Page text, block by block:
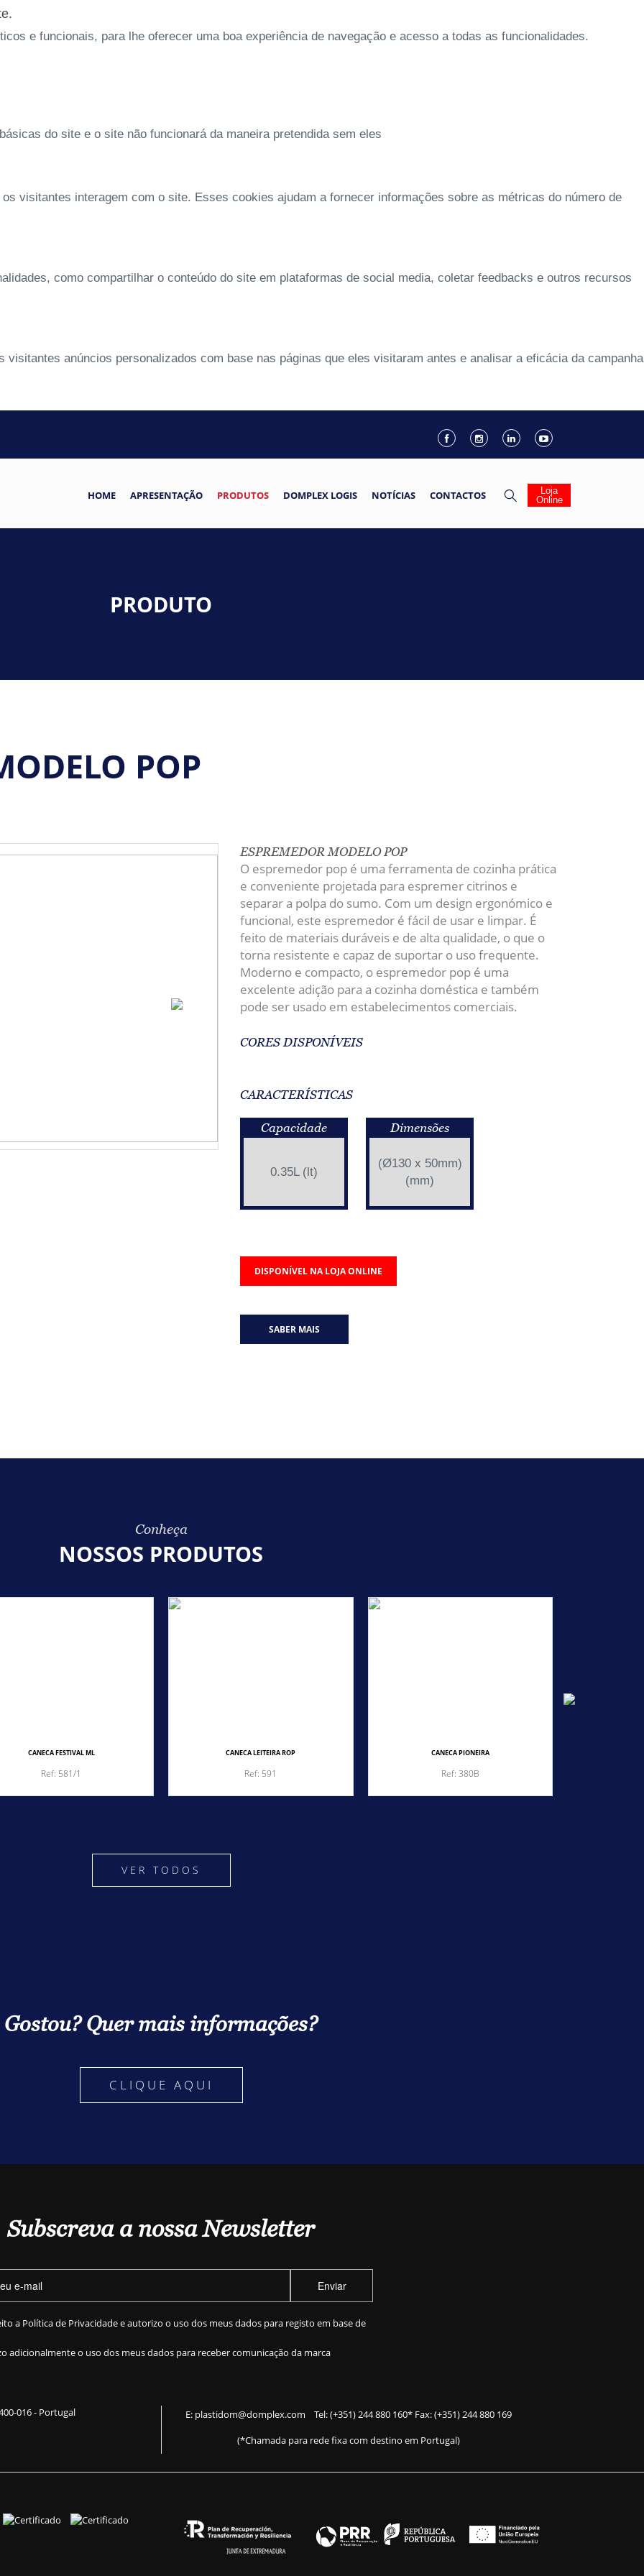
e funcionais, para lhe oferecer uma boa experiência de navegação e acesso a todas as funcionalidades.
do site e o site não funcionará da maneira pretendida sem eles
visitantes interagem com o site. Esses cookies ajudam a fornecer informações sobre as métricas do número de
como compartilhar o conteúdo do site em plataformas de social media, coletar feedbacks e outros recursos
anúncios personalizados com base nas páginas que eles visitaram antes e analisar a eficácia da campanha
HOME APRESENTAÇÃO PRODUTOS DOMPLEX LOGIS NOTÍCIAS CONTACTOS
Loja
Online
PRODUTO
POP
ESPREMEDOR MODELO POP
O espremedor pop é uma ferramenta de cozinha prática
e conveniente projetada para espremer citrinos e
separar a polpa do sumo. Com um design ergonómico e
funcional, este espremedor é fácil de usar e limpar. É
feito de materiais duráveis e de alta qualidade, o que o
torna resistente e capaz de suportar o uso frequente.
Moderno e compacto, o espremedor pop é uma
excelente adição para a cozinha doméstica e também
pode ser usado em estabelecimentos comerciais.
CORES DISPONÍVEIS
CARACTERÍSTICAS
Capacidade
0.35L (lt)
Dimensões
(Ø130 x 50mm)
(mm)
DISPONÍVEL NA LOJA ONLINE
SABER MAIS
Conheça
NOSSOS PRODUTOS
CANECA FESTIVAL ML
Ref: 581/1
CANECA LEITEIRA ROP
Ref: 591
CANECA PIONEIRA
Ref: 380B
VER TODOS
Gostou? Quer mais informações?
CLIQUE AQUI
Subscreva a nossa Newsletter
Enviar
a Política de Privacidadee autorizo o uso dos meus dados para registo em base de
adicionalmente o uso dos meus dados para receber comunicação da marca
016 - Portugal
E: plastidom@domplex.com Tel:(+351) 244 880 160* Fax: (+351) 244 880 169
(*Chamada para rede fixa com destino em Portugal)